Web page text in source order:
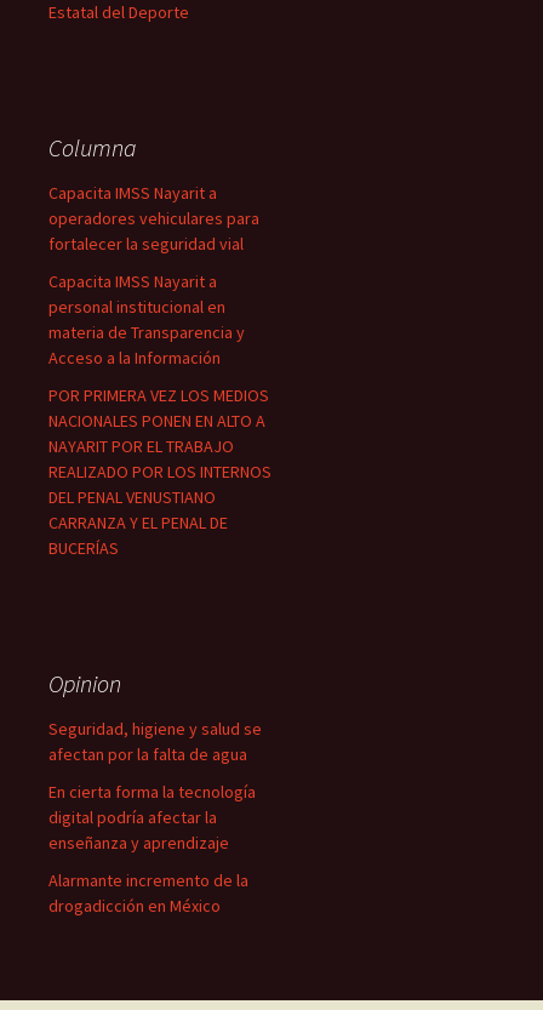
Estatal del Deporte
Columna
Capacita IMSS Nayarit a
operadores vehiculares para
fortalecer la seguridad vial
Capacita IMSS Nayarit a
personal institucional en
materia de Transparencia y
Acceso a la Información
POR PRIMERA VEZ LOS MEDIOS
NACIONALES PONEN EN ALTO A
NAYARIT POR EL TRABAJO
REALIZADO POR LOS INTERNOS
DEL PENAL VENUSTIANO
CARRANZA Y EL PENAL DE
BUCERÍAS
Opinion
Seguridad, higiene y salud se
afectan por la falta de agua
En cierta forma la tecnología
digital podría afectar la
enseñanza y aprendizaje
Alarmante incremento de la
drogadicción en México